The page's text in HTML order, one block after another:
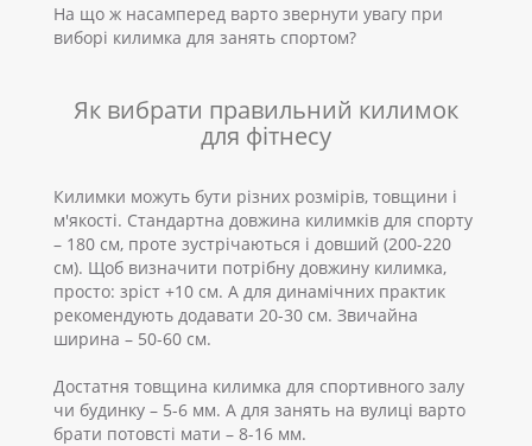
На що ж насамперед варто звернути увагу при
виборі килимка для занять спортом?
Як вибрати правильний килимок
для фітнесу
Килимки можуть бути різних розмірів, товщини і
м'якості. Стандартна довжина килимків для спорту
– 180 см, проте зустрічаються і довший (200-220
см). Щоб визначити потрібну довжину килимка,
просто: зріст +10 см. А для динамічних практик
рекомендують додавати 20-30 см. Звичайна
ширина – 50-60 см.
Достатня товщина килимка для спортивного залу
чи будинку – 5-6 мм. А для занять на вулиці варто
брати потовсті мати – 8-16 мм.